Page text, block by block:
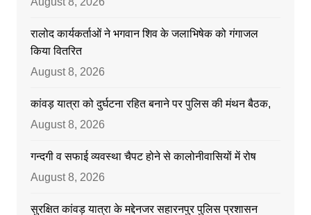
रालोद कार्यकर्ताओं ने भगवान शिव के जलाभिषेक को गंगाजल
किया वितरित
August 8, 2026
कांवड़ यात्रा को दुर्घटना रहित बनाने पर पुलिस की मंथन बैठक,
August 8, 2026
गन्दगी व सफाई व्यवस्था चैपट होने से कालोनीवासियों में रोष
August 8, 2026
सुरक्षित कांवड़ यात्रा के मद्देनजर सहारनपुर पुलिस प्रशासन